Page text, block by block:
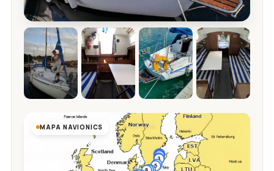
MAPA NAVIONICS